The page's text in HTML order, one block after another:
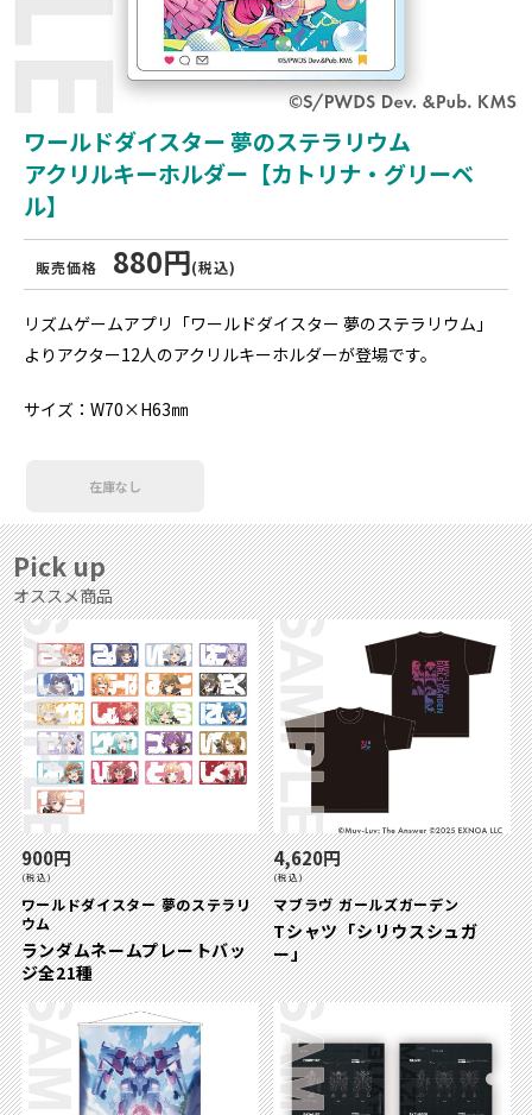
ワールドダイスター 夢のステラリウム
アクリルキーホルダー【カトリナ・グリーベ
ル】
販売価格 880円(税込)
リズムゲームアプリ「ワールドダイスター 夢のステラリウム」
よりアクター12人のアクリルキーホルダーが登場です。
サイズ：W70×H63㎜
在庫なし
Pick up
オススメ商品
900円
(税込)
ワールドダイスター 夢のステラリ
ウム
ランダムネームプレートバッ
ジ全21種
4,620円
(税込)
マブラヴ ガールズガーデン
Tシャツ「シリウスシュガ
ー」